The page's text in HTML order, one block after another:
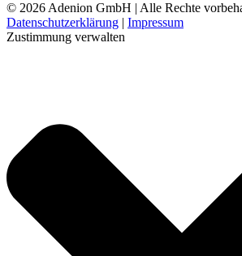
© 2026 Adenion GmbH | Alle Rechte
Datenschutzerklärung | Impressum
Zustimmung verwalten